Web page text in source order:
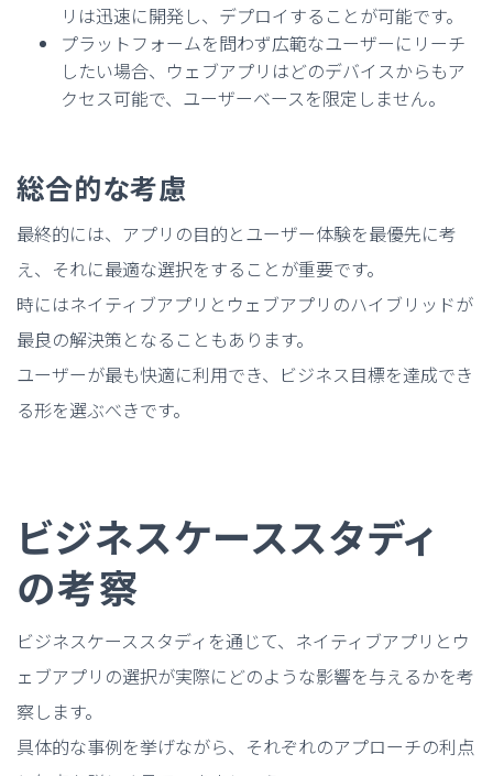
リは迅速に開発し、デプロイすることが可能です。
プラットフォームを問わず広範なユーザーにリーチ
したい場合、ウェブアプリはどのデバイスからもア
クセス可能で、ユーザーベースを限定しません。
総合的な考慮
最終的には、アプリの目的とユーザー体験を最優先に考
え、それに最適な選択をすることが重要です。
時にはネイティブアプリとウェブアプリのハイブリッドが
最良の解決策となることもあります。
ユーザーが最も快適に利用でき、ビジネス目標を達成でき
る形を選ぶべきです。
ビジネスケーススタディ
の考察
ビジネスケーススタディを通じて、ネイティブアプリとウ
ェブアプリの選択が実際にどのような影響を与えるかを考
察します。
具体的な事例を挙げながら、それぞれのアプローチの利点